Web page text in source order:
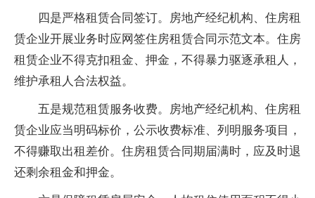
四是严格租赁合同签订。房地产经纪机构、住房租
赁企业开展业务时应网签住房租赁合同示范文本。住房
租赁企业不得克扣租金、押金，不得暴力驱逐承租人，
维护承租人合法权益。
五是规范租赁服务收费。房地产经纪机构、住房租
赁企业应当明码标价，公示收费标准、列明服务项目，
不得赚取出租差价。住房租赁合同期届满时，应及时退
还剩余租金和押金。